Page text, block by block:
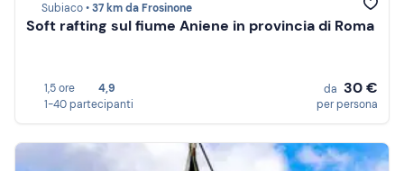
Subiaco •37 km da Frosinone
Soft rafting sul fiume Aniene in provincia di Roma
1,5 ore
4,9
1-40 partecipanti
da 30 €
per persona